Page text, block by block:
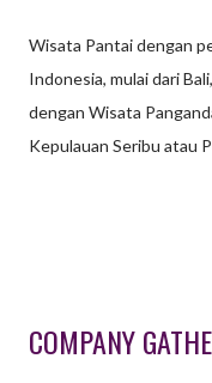
Wisata Pantai dengan
Indonesia, mulai dari
dengan Wisata
Kepulauan Seribu atau
keindahan maupun
GATHERING DENGAN
COMPANY